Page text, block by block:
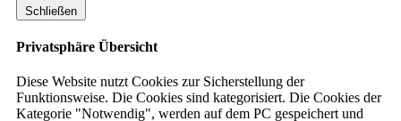
Schließen
Privatsphäre Übersicht
Diese Website nutzt Cookies zur Sicherstellung der
Funktionsweise. Die Cookies sind kategorisiert. Die Cookies der
Kategorie "Notwendig", werden auf dem PC gespeichert und